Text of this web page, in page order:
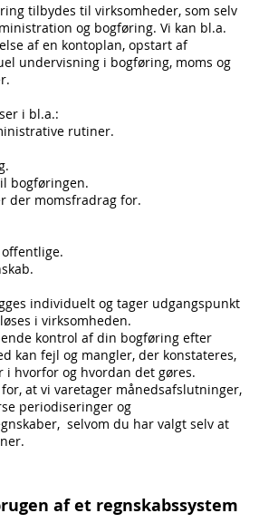
tilbydes til virksomheder, som selv
og bogføring. Vi kan bl.a.
af en kontoplan, opstart af
undervisning i bogføring, moms og
i bl.a.:
rutiner.
bogføringen.
der momsfradrag for.
individuelt og tager udgangspunkt
i virksomheden.
kontrol af din bogføring efter
kan fejl og mangler, der konstateres,
i hvorfor og hvordan det gøres.
at vi varetager månedsafslutninger,
periodiseringer og
, selvom du har valgt selv at
af et regnskabssystem